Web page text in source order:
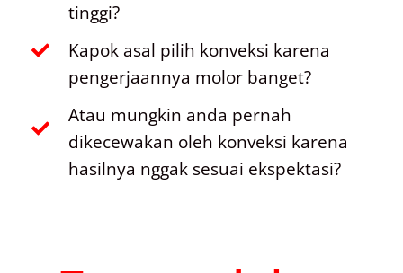
tinggi?
Kapok asal pilih konveksi karena
pengerjaannya molor banget?
Atau mungkin anda pernah
dikecewakan oleh konveksi karena
hasilnya nggak sesuai ekspektasi?